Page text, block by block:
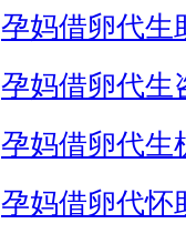
孕妈借卵代生
孕妈借卵代生
孕妈借卵代生
孕妈借卵代怀